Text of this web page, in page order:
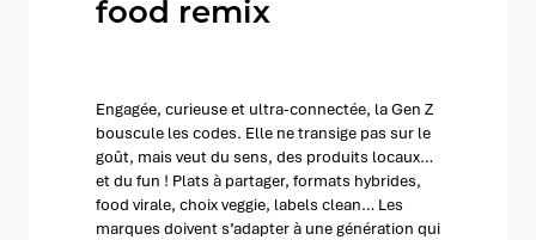
food remix
Engagée, curieuse et ultra-connectée, la Gen Z
bouscule les codes. Elle ne transige pas sur le
goût, mais veut du sens, des produits locaux…
et du fun ! Plats à partager, formats hybrides,
food virale, choix veggie, labels clean… Les
marques doivent s’adapter à une génération qui